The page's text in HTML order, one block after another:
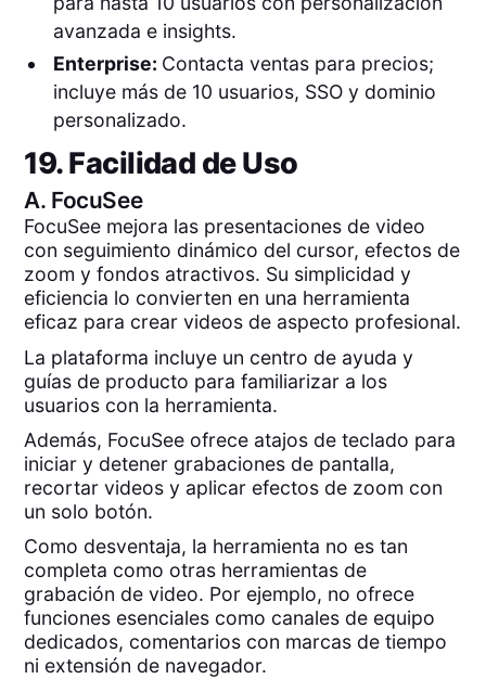
avanzada e insights.
Enterprise: Contacta ventas para precios;
incluye más de 10 usuarios, SSO y dominio
personalizado.
19. Facilidad de Uso
A. FocuSee
FocuSee mejora las presentaciones de video
con seguimiento dinámico del cursor, efectos de
zoom y fondos atractivos. Su simplicidad y
eficiencia lo convierten en una herramienta
eficaz para crear videos de aspecto profesional.
La plataforma incluye un centro de ayuda y
guías de producto para familiarizar a los
usuarios con la herramienta.
Además, FocuSee ofrece atajos de teclado para
iniciar y detener grabaciones de pantalla,
recortar videos y aplicar efectos de zoom con
un solo botón.
Como desventaja, la herramienta no es tan
completa como otras herramientas de
grabación de video. Por ejemplo, no ofrece
funciones esenciales como canales de equipo
dedicados, comentarios con marcas de tiempo
ni extensión de navegador.